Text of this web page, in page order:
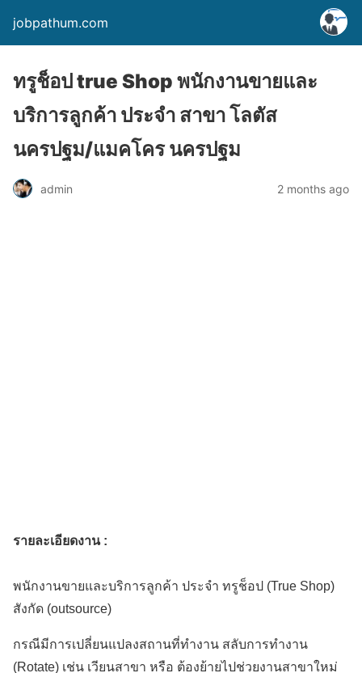
jobpathum.com
ทรูช็อป true Shop พนักงานขายและ
บริการลูกค้า ประจำ สาขา โลตัส
นครปฐม/แมคโคร นครปฐม
admin 2 months ago
รายละเอียดงาน :
พนักงานขายและบริการลูกค้า ประจำ ทรูช็อป (True Shop)
สังกัด (outsource)
กรณีมีการเปลี่ยนแปลงสถานที่ทำงาน สลับการทำงาน
(Rotate) เช่น เวียนสาขา หรือ ต้องย้ายไปช่วยงานสาขาใหม่